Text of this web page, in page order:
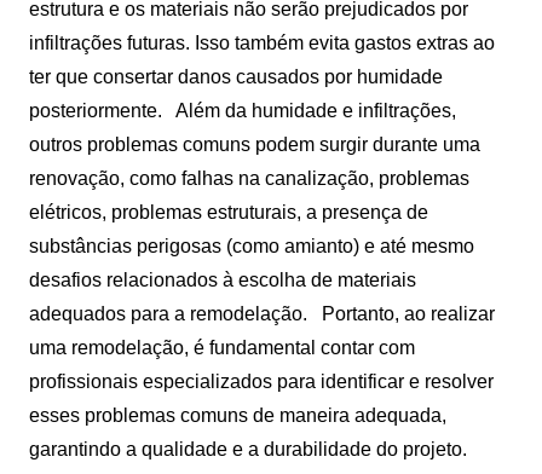
estrutura e os materiais não serão prejudicados por
infiltrações futuras. Isso também evita gastos extras ao
ter que consertar danos causados por humidade
posteriormente.
Além da humidade e infiltrações,
outros problemas comuns podem surgir durante uma
renovação, como falhas na canalização, problemas
elétricos, problemas estruturais, a presença de
substâncias perigosas (como amianto) e até mesmo
desafios relacionados à escolha de materiais
adequados para a remodelação.
Portanto, ao realizar
uma remodelação, é fundamental contar com
profissionais especializados para identificar e resolver
esses problemas comuns de maneira adequada,
garantindo a qualidade e a durabilidade do projeto.